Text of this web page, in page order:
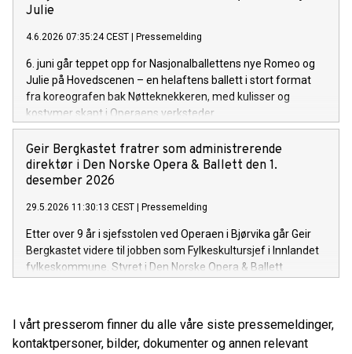
Julie
4.6.2026 07:35:24 CEST Pressemelding
6. juni går teppet opp for Nasjonalballettens nye Romeo og
Julie på Hovedscenen – en helaftens ballett i stort format
fra koreografen bak Nøtteknekkeren, med kulisser og
kostymer skapt i Operaens verksteder.
Geir Bergkastet fratrer som administrerende
direktør i Den Norske Opera & Ballett den 1.
desember 2026
29.5.2026 11:30:13 CEST Pressemelding
Etter over 9 år i sjefsstolen ved Operaen i Bjørvika går Geir
Bergkastet videre til jobben som Fylkeskultursjef i Innlandet
fylkeskommune. Styret i Den Norske Opera & Ballett
I vårt presserom finner du alle våre siste pressemeldinger,
kontaktpersoner, bilder, dokumenter og annen relevant